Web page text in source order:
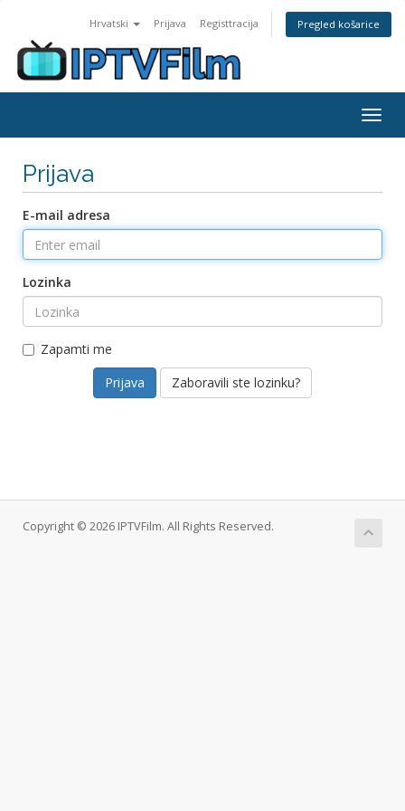
Hrvatski Prijava Registtracija Pregled košarice
Prijava
E-mail adresa
Lozinka
Zapamti me
Zaboravili ste lozinku?
Copyright © 2026 IPTVFilm. All Rights Reserved.